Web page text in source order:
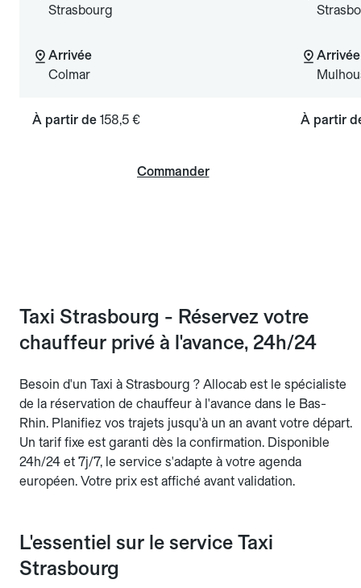
Strasbourg
Arrivée
Colmar
À partir de 158,5 €
Commander
Arrivée
À partir
Taxi Strasbourg - Réservez votre
chauffeur privé à l'avance, 24h/24
Besoin d'un Taxi à Strasbourg ? Allocab est le spécialiste
de la réservation de chauffeur à l'avance dans le Bas-
Rhin. Planifiez vos trajets jusqu'à un an avant votre départ.
Un tarif fixe est garanti dès la confirmation. Disponible
24h/24 et 7j/7, le service s'adapte à votre agenda
européen. Votre prix est affiché avant validation.
L'essentiel sur le service Taxi
Strasbourg